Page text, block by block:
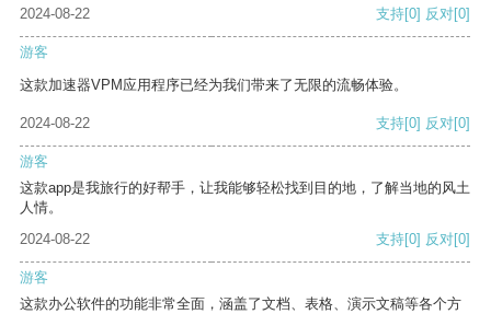
2024-08-22 支持[0] 反对[0]
游客
这款加速器VPM应用程序已经为我们带来了无限的流畅体验。
2024-08-22 支持[0] 反对[0]
游客
这款app是我旅行的好帮手，让我能够轻松找到目的地，了解当地的风土
人情。
2024-08-22
支持[0] 反对[0]
游客
这款办公软件的功能非常全面，涵盖了文档、表格、演示文稿等各个方